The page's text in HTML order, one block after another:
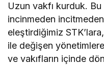
Uzun vakfı kurduk.
incinmeden
eleştirdiğimiz
ile değişen
ve vakıfların içinde